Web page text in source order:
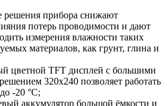
решения прибора снижают
потерь проводимости и дают
измерения влажности таких
материалов, как грунт, глина и
цветной TFT дисплей с большими
320х240 позволяет работать
-20 °C;
аккумулятор большой ёмкости и